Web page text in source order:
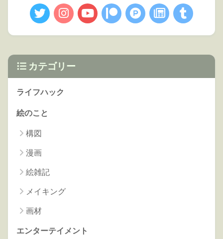
カテゴリー
ライフハック
絵のこと
構図
漫画
絵雑記
メイキング
画材
エンターテイメント